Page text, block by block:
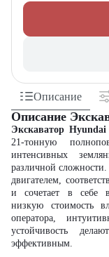
Описание
Описание
Экскаватор Hyundai
21-тонную
интенсивных
различной
двигателем,
и сочетает в себе
низкую стоимость
оператора,
устойчивость
эффективным.